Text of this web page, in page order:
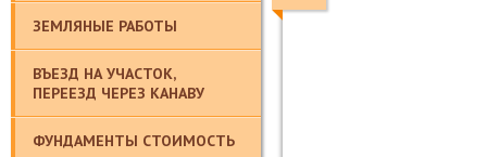
ЗЕМЛЯНЫЕ РАБОТЫ
ВЪЕЗД НА УЧАСТОК,
ПЕРЕЕЗД ЧЕРЕЗ КАНАВУ
ФУНДАМЕНТЫ СТОИМОСТЬ